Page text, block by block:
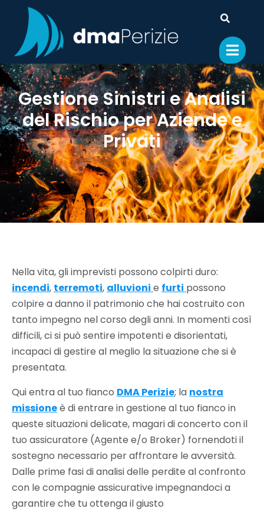
Gestione Sinistri e Analisi
del Rischio per Aziende e
Privati
Nella vita, gli imprevisti possono colpirti duro:
incendi, terremoti, alluvioni e furti possono
colpire a danno il patrimonio che hai costruito con
tanto impegno nel corso degli anni. In momenti così
difficili, ci si può sentire impotenti e disorientati,
incapaci di gestire al meglio la situazione che si è
presentata.
Qui entra al tuo fianco DMA Perizie; la nostra
missioneè di entrare in gestione al tuo fianco in
queste situazioni delicate, magari di concerto con il
tuo assicuratore (Agente e/o Broker) fornendoti il
sostegno necessario per affrontare le avversità.
Dalle prime fasi di analisi delle perdite al confronto
con le compagnie assicurative impegnandoci a
garantire che tu ottenga il giusto